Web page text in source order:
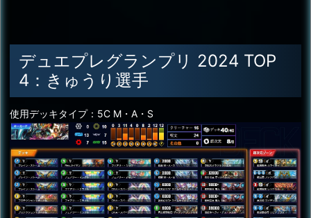
デュエプレグランプリ 2024 TOP
4：きゅうり選手
使用デッキタイプ：5C M・A・S